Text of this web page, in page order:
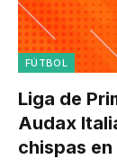
FÚTBOL
Liga de
Audax
chispas